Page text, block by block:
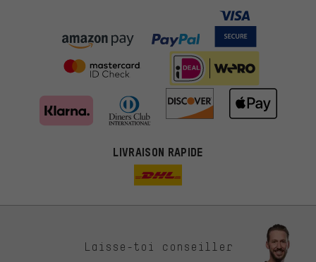
LIVRAISON RAPIDE
Laisse-toi conseiller
Des offres plus adaptées